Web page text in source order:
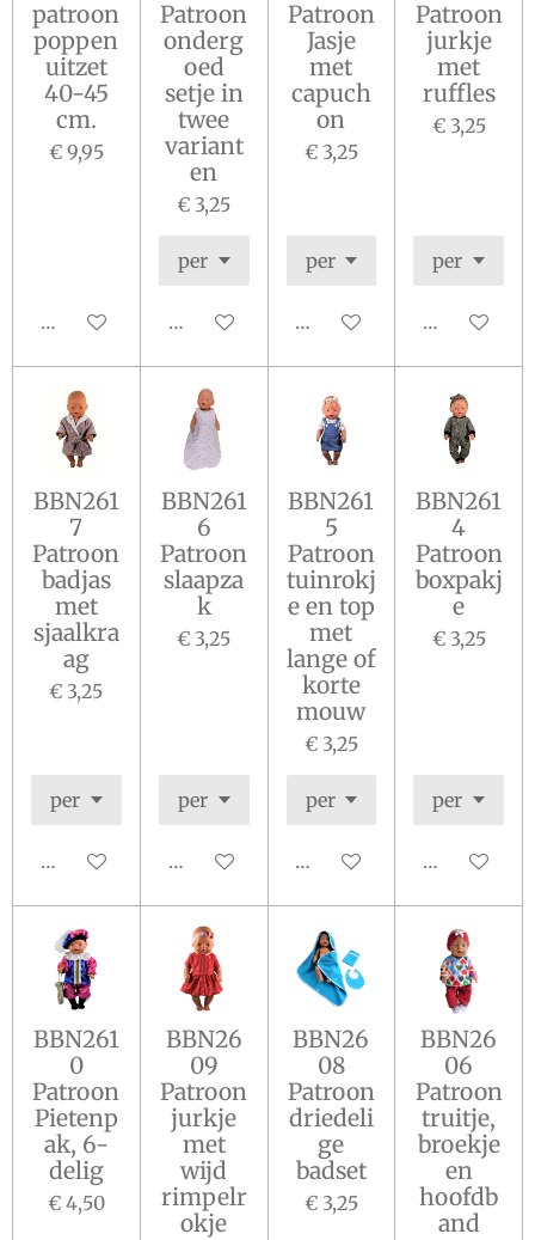
patroon
poppen
uitzet
40-45
cm.
€ 9,95
In winkelwagen
Patroon
onderg
oed
setje in
twee
variant
en
€ 3,25
In winkelwagen
Patroon
Jasje
met
capuch
on
€ 3,25
In winkelwagen
Patroon
jurkje
met
ruffles
€ 3,25
In
BBN261
7
Patroon
badjas
met
sjaalkra
ag
€ 3,25
In winkelwagen
BBN261
6
Patroon
slaapza
k
€ 3,25
In winkelwagen
BBN261
5
Patroon
tuinrokj
e en top
met
lange of
korte
mouw
€ 3,25
In winkelwagen
BBN261
4
Patroon
boxpakj
e
€ 3,25
In
BBN261
0
Patroon
Pietenp
ak, 6-
delig
€ 4,50
BBN26
09
Patroon
jurkje
met
wijd
rimpelr
okje
BBN26
08
Patroon
driedeli
ge
badset
€ 3,25
BBN26
06
Patroon
truitje,
broekje
en
hoofdb
and